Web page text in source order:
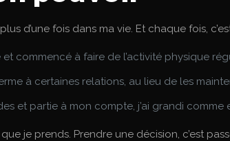
d’une fois dans ma vie. Et chaque fois,
commencé à faire de l’activité physique
à certaines relations, au lieu de les
et partie à mon compte, j’ai grandi
que je prends. Prendre une décision, c’est